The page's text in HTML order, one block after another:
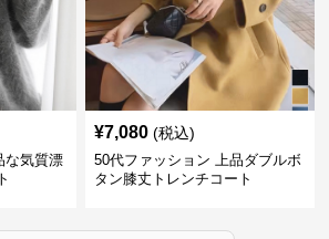
な気質漂
¥7,080 (税込)
50代ファッション 上品ダブルボ
タン膝丈トレンチコート